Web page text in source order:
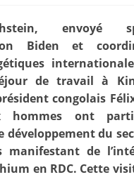
envoyé
Biden et
de travail à
congolais
ont
développement du
manifestant de
en RDC. Cette